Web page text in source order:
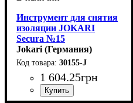
Инструмент для снятия
изоляции JOKARI
Secura №15
Jokari (Германия)
30155-J
1 604.25грн